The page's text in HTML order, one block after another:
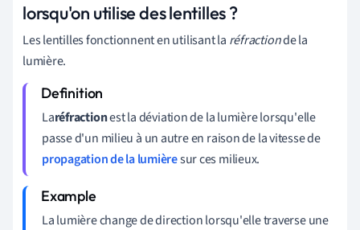
lorsqu'on utilise des lentilles ?
Les lentilles fonctionnent en utilisant la réfractionde la
lumière.
Laréfractionest la déviation de la lumière lorsqu'elle
passe d'un milieu à un autre en raison de la vitesse de
propagation de la lumièresur ces milieux.
La lumière change de direction lorsqu'elle traverse une